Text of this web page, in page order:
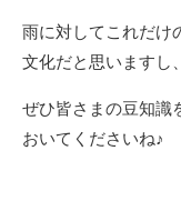
雨に対してこれだけ
文化だと思いますし
ぜひ皆さまの豆知識
おいてくださいね♪